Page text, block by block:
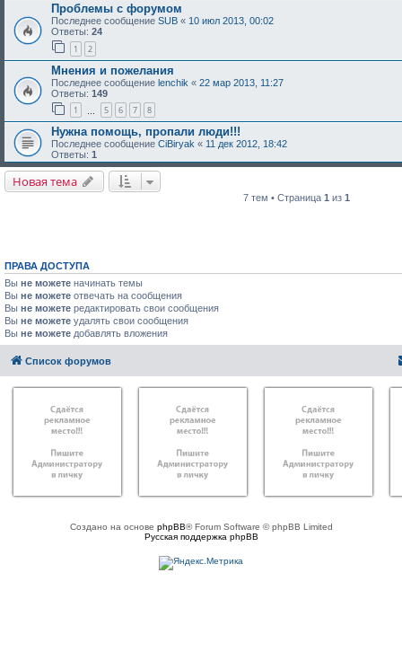
Проблемы с форумом
Последнее сообщение SUB « 10 июл 2013, 00:02
Ответы: 24
1 2
Мнения и пожелания
Последнее сообщение lenchik « 22 мар 2013, 11:27
Ответы: 149
1 5 6 7 8
Нужна помощь, пропали люди!!!
Последнее сообщение CiBiryak « 11 дек 2012, 18:42
Ответы: 1
Новая тема
7 тем • Страница 1 из 1
ПРАВА ДОСТУПА
Вы не можете начинать темы
Вы не можете отвечать на сообщения
Вы не можете редактировать свои сообщения
Вы не можете удалять свои сообщения
Вы не можете добавлять вложения
Список форумов
Создано на основе phpBB® Forum Software © phpBB Limited
Русская поддержка phpBB